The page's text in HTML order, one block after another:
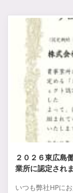
２０２６東広島
業所に認定され
いつも弊社HPに